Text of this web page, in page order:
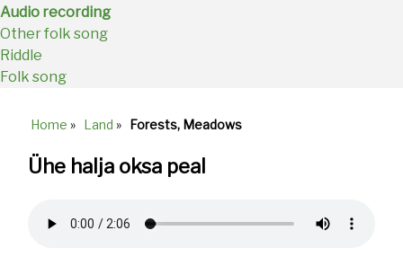
Audio recording
Other folk song
Riddle
Folk song
Home » Land » Forests, Meadows
Ühe halja oksa peal
file